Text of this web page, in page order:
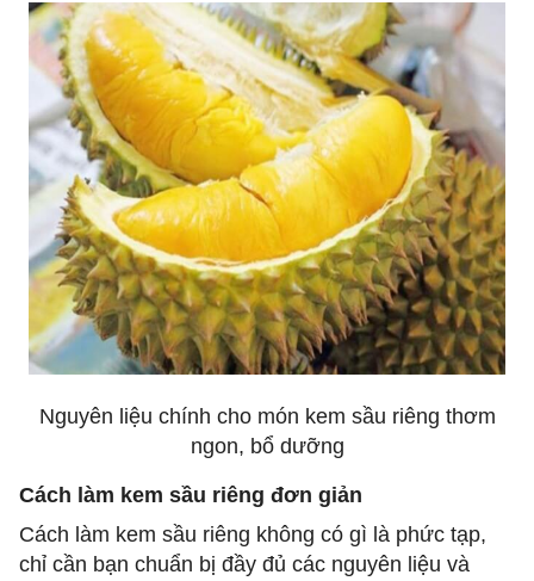
Nguyên liệu chính cho món kem sầu riêng thơm
ngon, bổ dưỡng
Cách làm kem sầu riêng đơn giản
Cách làm kem sầu riêng không có gì là phức tạp,
chỉ cần bạn chuẩn bị đầy đủ các nguyên liệu và